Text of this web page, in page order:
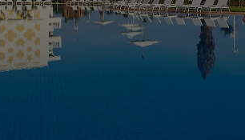
العلامات التجارية التابعة في الصين